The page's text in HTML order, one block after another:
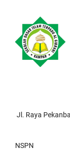
Jl. Raya
NSPN